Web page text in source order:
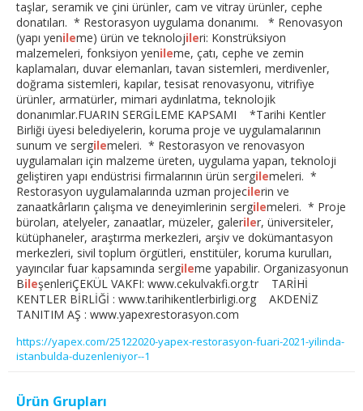
taşlar, seramik ve çini ürünler, cam ve vitray ürünler, cephe
donatıları. * Restorasyon uygulama donanımı. * Renovasyon
(yapı yenileme) ürün ve teknolojileri: Konstrüksiyon
malzemeleri, fonksiyon yenileme, çatı, cephe ve zemin
kaplamaları, duvar elemanları, tavan sistemleri, merdivenler,
doğrama sistemleri, kapılar, tesisat renovasyonu, vitrifiye
ürünler, armatürler, mimari aydınlatma, teknolojik
donanımlar.FUARIN SERGİLEME KAPSAMI *Tarihi Kentler
Birliği üyesi belediyelerin, koruma proje ve uygulamalarının
sunum ve sergilemeleri. * Restorasyon ve renovasyon
uygulamaları için malzeme üreten, uygulama yapan, teknoloji
geliştiren yapı endüstrisi firmalarının ürün sergilemeleri. *
Restorasyon uygulamalarında uzman projecilerin ve
zanaatkârların çalışma ve deneyimlerinin sergilemeleri. * Proje
büroları, atelyeler, zanaatlar, müzeler, galeriler, üniversiteler,
kütüphaneler, araştırma merkezleri, arşiv ve dokümantasyon
merkezleri, sivil toplum örgütleri, enstitüler, koruma kurulları,
yayıncılar fuar kapsamında sergileme yapabilir. Organizasyonun
BileşenleriÇEKÜL VAKFI: www.cekulvakfi.org.tr TARİHİ
KENTLER BİRLİĞİ : www.tarihikentlerbirligi.org AKDENİZ
TANITIM AŞ : www.yapexrestorasyon.com
https://yapex.com/25122020-yapex-restorasyon-fuari-2021-yilinda-
istanbulda-duzenleniyor--1
Ürün Grupları